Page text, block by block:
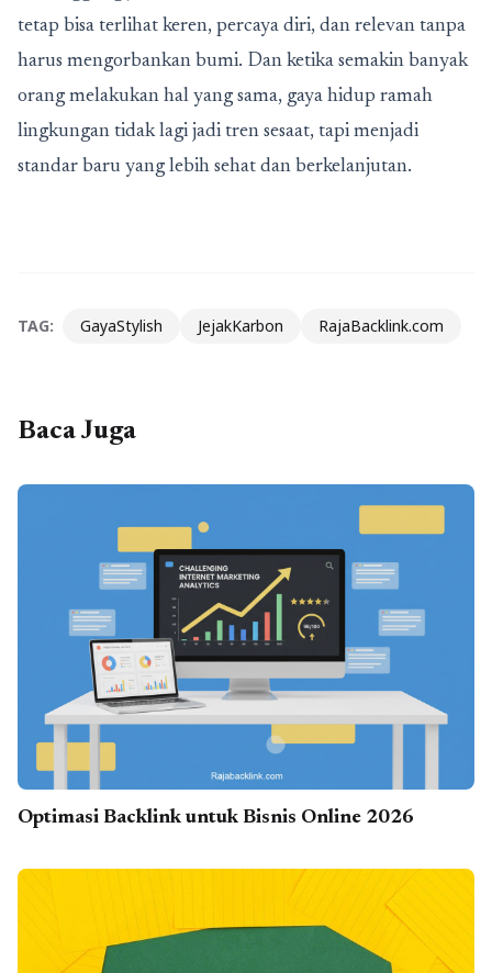
tetap bisa terlihat keren, percaya diri, dan relevan tanpa
harus mengorbankan bumi. Dan ketika semakin banyak
orang melakukan hal yang sama, gaya hidup ramah
lingkungan tidak lagi jadi tren sesaat, tapi menjadi
standar baru yang lebih sehat dan berkelanjutan.
TAG: GayaStylish JejakKarbon RajaBacklink.com
Baca Juga
Optimasi Backlink untuk Bisnis Online 2026